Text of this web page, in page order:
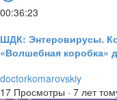
00:36:23
ШДК: Энтеровирусы.
«Волшебная коробка»
doctorkomarovskiy
17 Просмотры · 7 лет